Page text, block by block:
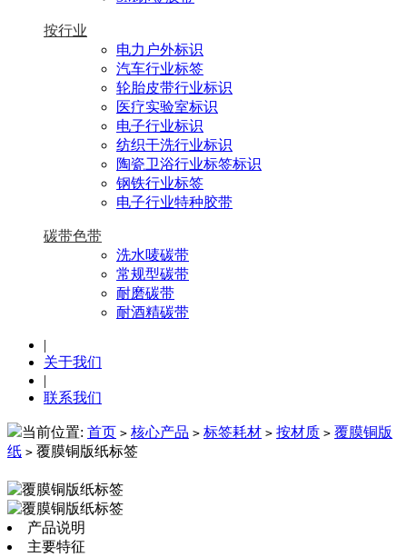
按行业
电力户外标识
汽车行业标签
轮胎皮带行业标识
医疗实验室标识
电子行业标识
纺织干洗行业标识
陶瓷卫浴行业标签标识
钢铁行业标签
电子行业特种胶带
碳带色带
洗水唛碳带
常规型碳带
耐磨碳带
耐酒精碳带
|
关于我们
|
联系我们
当前位置: 首页 > 核心产品 > 标签耗材 > 按材质 > 覆膜铜版
纸 > 覆膜铜版纸标签
产品说明
主要特征